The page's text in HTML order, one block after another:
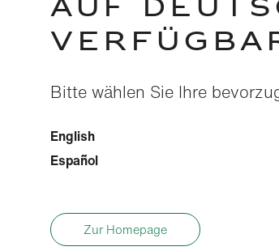
AUF
Bitte wählen Sie Ihre
English
Español
Zur Homepage